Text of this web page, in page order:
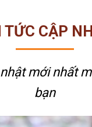
TỨC CẬP
mới nhất
bạn